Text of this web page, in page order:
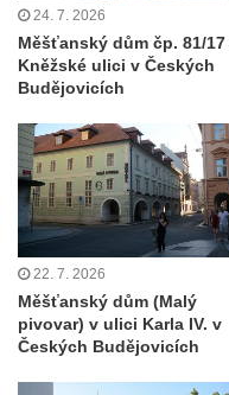
Dům čp. 149 v Alšově
Dům čp. 172 v
Boru
Dům čp. 170 na
Novém Boru
Dům čp. 183 na
Novém Boru
Dům čp. 184 na
Novém Boru
Dům čp. 215 v ulici
24. 7. 2026
Měšťanský dům čp. 81/17
Kněžské ulici v Českých
Budějovicích
22. 7. 2026
Měšťanský dům (Malý
pivovar) v ulici Karla IV. v
Českých Budějovicích